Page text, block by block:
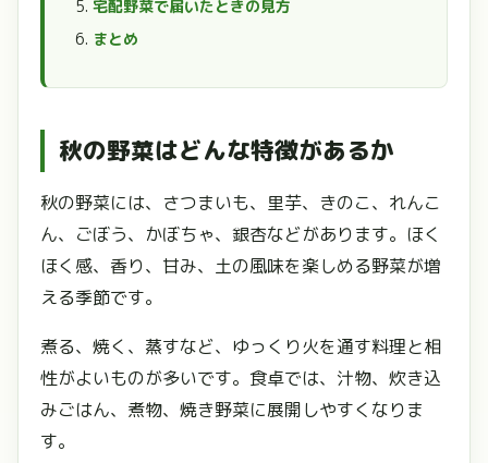
宅配野菜で届いたときの見方
まとめ
秋の野菜はどんな特徴があるか
秋の野菜には、さつまいも、里芋、きのこ、れんこ
ん、ごぼう、かぼちゃ、銀杏などがあります。ほく
ほく感、香り、甘み、土の風味を楽しめる野菜が増
える季節です。
煮る、焼く、蒸すなど、ゆっくり火を通す料理と相
性がよいものが多いです。食卓では、汁物、炊き込
みごはん、煮物、焼き野菜に展開しやすくなりま
す。